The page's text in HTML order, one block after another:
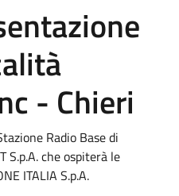
- Chieri
Radio Base di
S.p.A. che ospiterà le
ITALIA S.p.A.